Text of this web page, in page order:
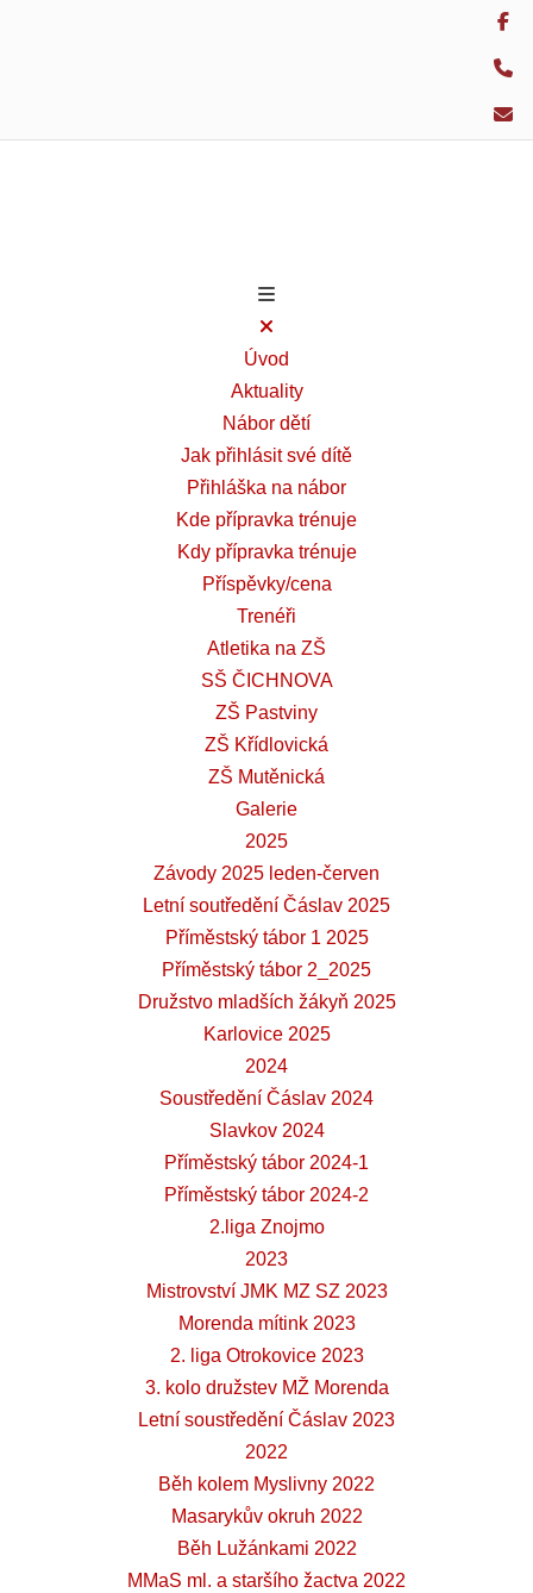
Úvod
Aktuality
Nábor dětí
Jak přihlásit své dítě
Přihláška na nábor
Kde přípravka trénuje
Kdy přípravka trénuje
Příspěvky/cena
Trenéři
Atletika na ZŠ
SŠ ČICHNOVA
ZŠ Pastviny
ZŠ Křídlovická
ZŠ Mutěnická
Galerie
2025
Závody 2025 leden-červen
Letní soutředění Čáslav 2025
Příměstský tábor 1 2025
Příměstský tábor 2_2025
Družstvo mladších žákyň 2025
Karlovice 2025
2024
Soustředění Čáslav 2024
Slavkov 2024
Příměstský tábor 2024-1
Příměstský tábor 2024-2
2.liga Znojmo
2023
Mistrovství JMK MZ SZ 2023
Morenda mítink 2023
2. liga Otrokovice 2023
3. kolo družstev MŽ Morenda
Letní soustředění Čáslav 2023
2022
Běh kolem Myslivny 2022
Masarykův okruh 2022
Běh Lužánkami 2022
MMaS ml. a staršího žactva 2022